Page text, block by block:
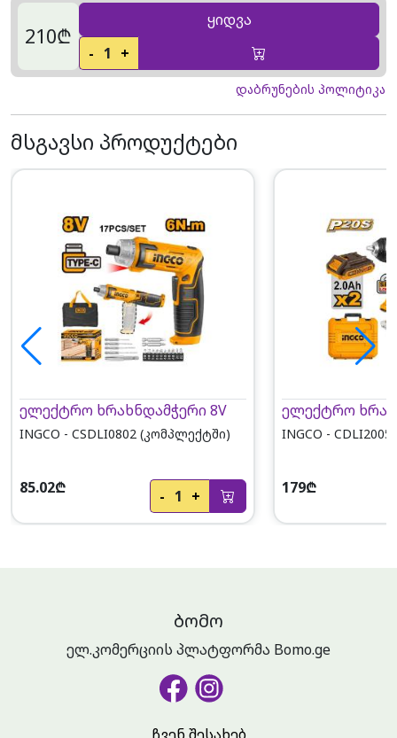
210₾
ყიდვა
- 1 +
დაბრუნების პოლიტიკა
მსგავსი პროდუქტები
ელექტრო ხრახნდამჭერი 8V
INGCO - CSDLI0802 (კომპლექტში)
85.02₾ - 1 +
ელექტრო
INGCO -
179₾
ᲑᲝᲛᲝ
ელ.კომერციის პლატფორმა Bomo.ge